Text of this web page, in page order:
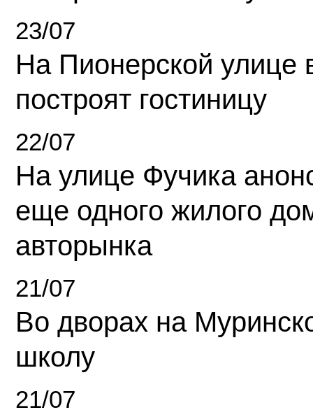
23/07
На Пионерской улице
построят гостиницу
22/07
На улице Фучика
еще одного жилого
авторынка
21/07
Во дворах на
школу
21/07